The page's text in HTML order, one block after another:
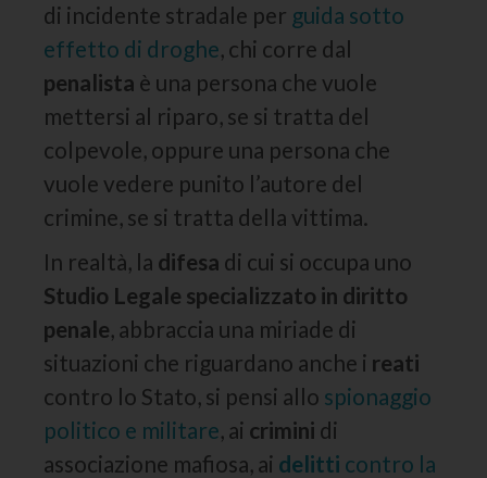
di incidente stradale per guida sotto
effetto di droghe, chi corre dal
penalista è una persona che vuole
mettersi al riparo, se si tratta del
colpevole, oppure una persona che
vuole vedere punito l’autore del
crimine, se si tratta della vittima.
In realtà, la difesa di cui si occupa uno
Studio Legale specializzato in diritto
penale, abbraccia una miriade di
situazioni che riguardano anche i reati
contro lo Stato, si pensi allo spionaggio
politico e militare, ai crimini di
associazione mafiosa, ai delitti contro la